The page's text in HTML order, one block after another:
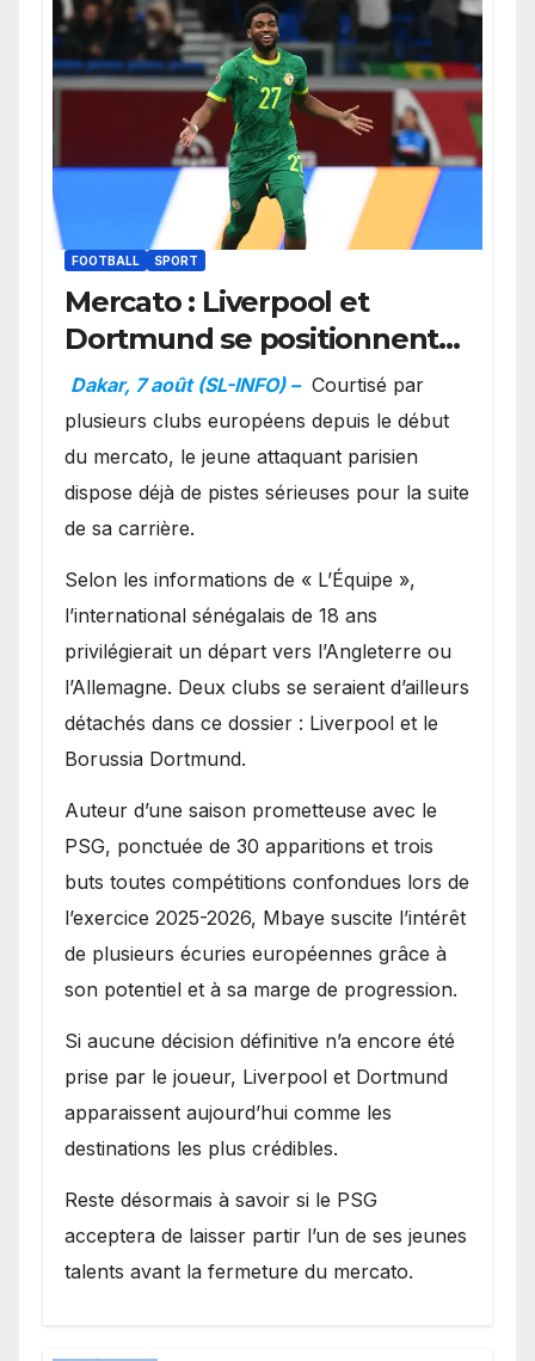
FOOTBALL SPORT
Mercato : Liverpool et
Dortmund se positionnent
en favoris pour recruter
Ibrahim Mbaye
Dakar, 7 août (SL-INFO) – Courtisé par
plusieurs clubs européens depuis le début
du mercato, le jeune attaquant parisien
dispose déjà de pistes sérieuses pour la suite
de sa carrière.
Selon les informations de « L’Équipe »,
l’international sénégalais de 18 ans
privilégierait un départ vers l’Angleterre ou
l’Allemagne. Deux clubs se seraient d’ailleurs
détachés dans ce dossier : Liverpool et le
Borussia Dortmund.
Auteur d’une saison prometteuse avec le
PSG, ponctuée de 30 apparitions et trois
buts toutes compétitions confondues lors de
l’exercice 2025-2026, Mbaye suscite l’intérêt
de plusieurs écuries européennes grâce à
son potentiel et à sa marge de progression.
Si aucune décision définitive n’a encore été
prise par le joueur, Liverpool et Dortmund
apparaissent aujourd’hui comme les
destinations les plus crédibles.
Reste désormais à savoir si le PSG
acceptera de laisser partir l’un de ses jeunes
talents avant la fermeture du mercato.